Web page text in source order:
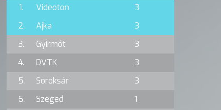
1. Videoton
3
2.
Ajka
3
3.
Gyirmót
3
4.
DVTK
3
5.
Soroksár
3
6.
Szeged
1